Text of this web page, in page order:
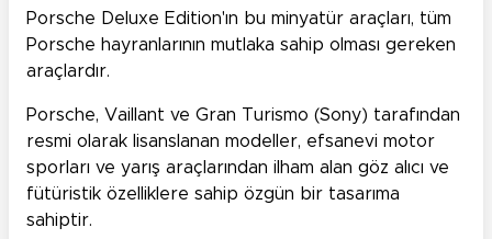
Porsche Deluxe Edition'ın bu minyatür araçları, tüm
Porsche hayranlarının mutlaka sahip olması gereken
araçlardır.
Porsche, Vaillant ve Gran Turismo (Sony) tarafından
resmi olarak lisanslanan modeller, efsanevi motor
sporları ve yarış araçlarından ilham alan göz alıcı ve
fütüristik özelliklere sahip özgün bir tasarıma
sahiptir.